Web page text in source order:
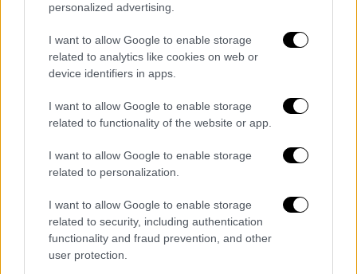
personalized advertising.
I want to allow Google to enable storage
related to analytics like cookies on web or
device identifiers in apps.
I want to allow Google to enable storage
related to functionality of the website or app.
I want to allow Google to enable storage
related to personalization.
I want to allow Google to enable storage
related to security, including authentication
functionality and fraud prevention, and other
user protection.
διά της εισπνοής αζώτου, μέθοδο που
χρησιμοποιήθηκε για πρώτη φορά στον
κόσμο στην Αλαμπάμα το 2024 και
χαρακτηρίζεται από ειδικούς του ΟΗΕ
μορφή «βασανιστηρίου». Τρεις έγιναν από
εκτελεστικά αποσπάσματα στη Νότια
Καρολίνα· πριν από φέτος, η μέθοδος αυτή
2010.
Η ποινή του θανάτου έχει καταργηθεί σε 23
από τις 50 αμερικανικές πολιτείες. Σε άλλες